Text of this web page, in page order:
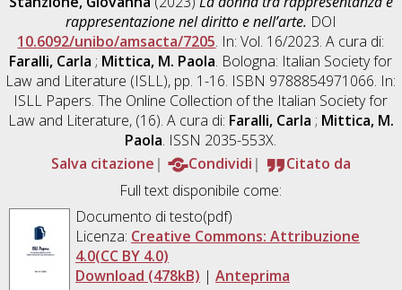
rappresentazione nel diritto e nell’arte. DOI
10.6092/unibo/amsacta/7205. In: Vol. 16/2023. A cura di:
Faralli, Carla ; Mittica, M. Paola. Bologna: Italian Society for
Law and Literature (ISLL), pp. 1-16. ISBN 9788854971066. In:
ISLL Papers. The Online Collection of the Italian Society for
Law and Literature, (16). A cura di: Faralli, Carla ; Mittica, M.
Paola. ISSN 2035-553X.
Salva citazione
Condividi
Citato da
Full text disponibile come:
Documento di testo(pdf)
Licenza: Creative Commons: Attribuzione
4.0(CC BY 4.0)
Download (478kB) | Anteprima